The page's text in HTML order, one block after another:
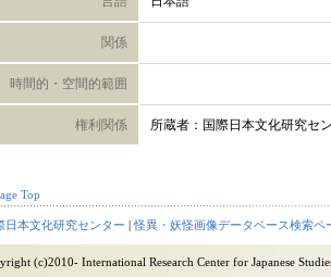
関係
時間的・空間的範囲
権利関係 所蔵者：国際日本文化研究セ
Top
日本文化研究センター |怪異・妖怪画像データベース検索ペ
(c)2010- International Research Center for Japanese